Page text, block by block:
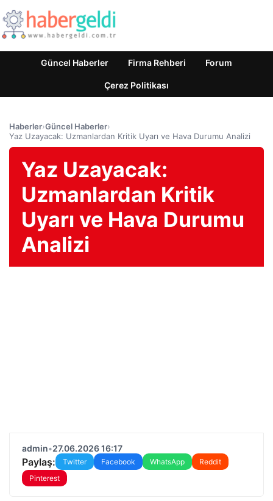
Güncel Haberler Firma Rehberi Forum
Çerez Politikası
Haberler›Güncel Haberler›
Yaz Uzayacak: Uzmanlardan Kritik Uyarı ve Hava Durumu Analizi
Yaz Uzayacak:
Uzmanlardan Kritik
Uyarı ve Hava Durumu
Analizi
admin•27.06.2026 16:17
Paylaş: Twitter Facebook WhatsApp
Reddit
Pinterest